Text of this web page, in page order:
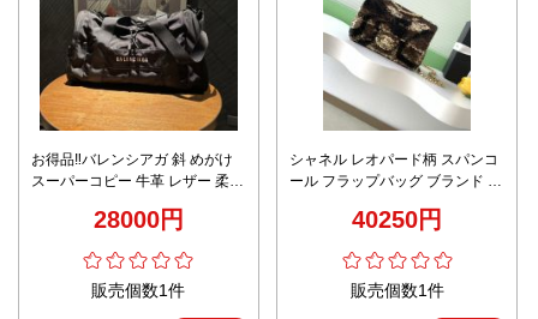
お得品‼バレンシアガ 斜 めがけ
スーパーコピー 牛革 レザー 柔ら
28000円
販売個数1件
シャネル レオパード柄 スパンコ
ール フラップバッグ ブランド コ
げ リピーター多数 秘密厳守配送
40250円
販売個数1件